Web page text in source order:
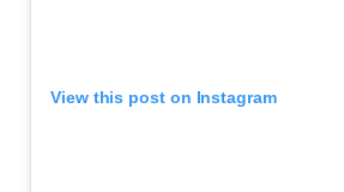
View this post on Instagram